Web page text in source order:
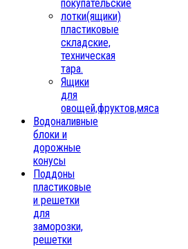
покупательские
лотки(ящики)
пластиковые
складские,
техническая
тара.
Ящики
для
овощей,фруктов,мяса
Водоналивные
блоки и
дорожные
конусы
Поддоны
пластиковые
и решетки
для
заморозки,
решетки